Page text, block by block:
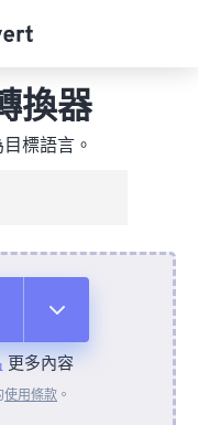
換器
標語言。
更多內容
使用條款 。